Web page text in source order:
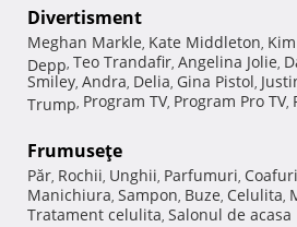
Divertisment
Meghan Markle, Kate Middleton,
Depp, Teo Trandafir, Angelina Jolie,
Smiley, Andra, Delia, Gina Pistol,
Trump, Program TV, Program Pro TV,
Frumuseţe
Păr, Rochii, Unghii, Parfumuri, Coafuri
Manichiura, Sampon, Buze, Celulita,
Tratament celulita, Salonul de acasa